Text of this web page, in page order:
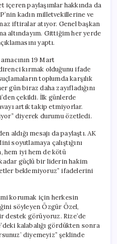
içeren paylaşımlar hakkında da
kadın milletvekillerine ve
iftiralar atıyor. Genel başkan
altındayım. Gittiğim her yerde
yaptı.
19 Mart
kırmak olduğunu ifade
toplumda karşılık
gün biraz daha zayıfladığını
çekildi. İlk günlerde
artık takip etmiyorlar.
diyerek durumu özetledi.
aldığı mesajı da paylaştı. AK
soyutlamaya çalıştığını
hem iyi hem de kötü
güçlü bir liderin hakim
beklemiyoruz” ifadelerini
korumak için herkesin
söyleyen Özgür Özel,
görüyoruz. Rize’de
kalabalığı gördükten sonra
diyemeyiz” şeklinde